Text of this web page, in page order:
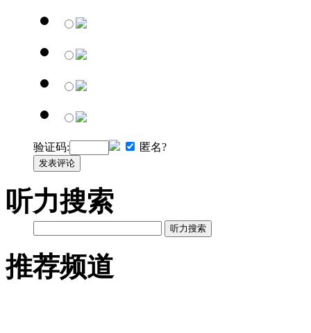
验证码: 匿名?
发表评论
听力搜索
听力搜索
推荐频道